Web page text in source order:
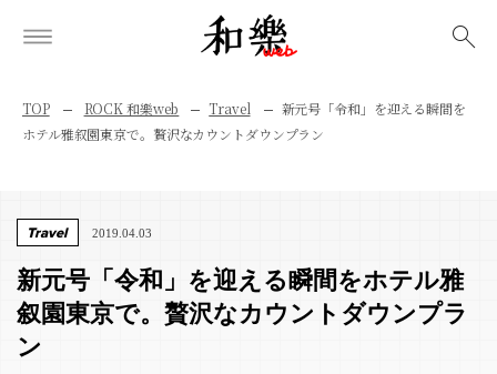
TOP ROCK 和樂web Travel
新元号「令和」を迎える瞬間を
ホテル雅叙園東京で。贅沢なカウントダウンプラン
Travel 2019.04.03
新元号「令和」を迎える瞬間をホテル雅
叙園東京で。贅沢なカウントダウンプラ
ン